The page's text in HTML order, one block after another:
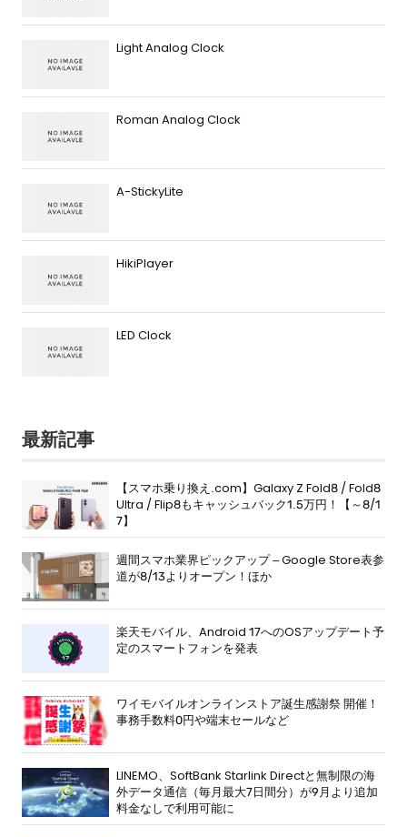
Light Analog Clock
Roman Analog Clock
A-StickyLite
HikiPlayer
LED Clock
最新記事
【スマホ乗り換え.com】Galaxy Z Fold8 / Fold8
Ultra / Flip8もキャッシュバック1.5万円！【～8/1
7】
週間スマホ業界ピックアップ – Google Store表参
道が8/13よりオープン！ほか
楽天モバイル、Android 17へのOSアップデート予
定のスマートフォンを発表
ワイモバイルオンラインストア誕生感謝祭 開催！
事務手数料0円や端末セールなど
LINEMO、SoftBank Starlink Directと無制限の海
外データ通信（毎月最大7日間分）が9月より追加
料金なしで利用可能に